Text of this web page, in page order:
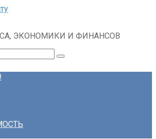
ЭКОНОМИКИ И ФИНАНСОВ